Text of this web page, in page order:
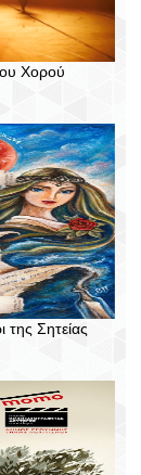
Χορού
της Σητείας